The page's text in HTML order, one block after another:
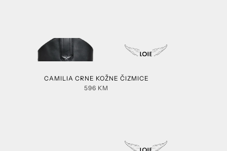
CAMILIA CRNE KOŽNE ČIZMICE
596 KM